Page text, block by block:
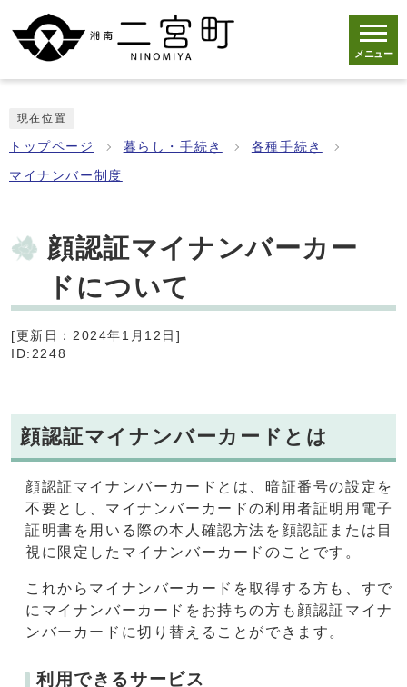
メニュー
現在位置
トップページ 暮らし・手続き 各種手続き
マイナンバー制度
顔認証マイナンバーカー
ドについて
[更新日：2024年1月12日]
ID:2248
顔認証マイナンバーカードとは
顔認証マイナンバーカードとは、暗証番号の設定を
不要とし、マイナンバーカードの利用者証明用電子
証明書を用いる際の本人確認方法を顔認証または目
視に限定したマイナンバーカードのことです。
これからマイナンバーカードを取得する方も、すで
にマイナンバーカードをお持ちの方も顔認証マイナ
ンバーカードに切り替えることができます。
利用できるサービス